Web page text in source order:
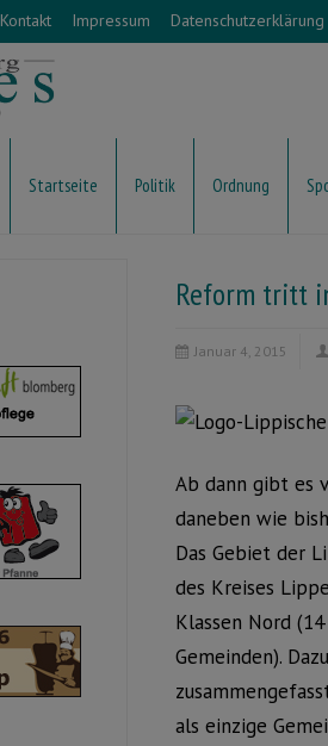
Kontakt Impressum Datenschutzerklärung
Startseite Politik Ordnung
Reform tritt
Januar 4, 2015
Ab dann gibt es
daneben wie
Das Gebiet der
des Kreises
Klassen Nord
Gemeinden).
als einzige